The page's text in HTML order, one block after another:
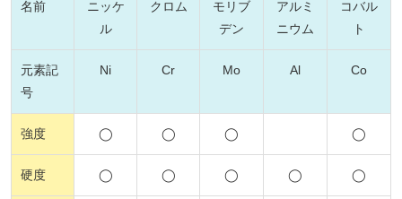
名前
ニッケ
ル
クロム
モリブ
デン
アルミ
ニウム
コバル
ト
元素記
号
Ni Cr Mo Al Co
強度 ◯ ◯ ◯ ◯
硬度 ◯ ◯ ◯ ◯ ◯